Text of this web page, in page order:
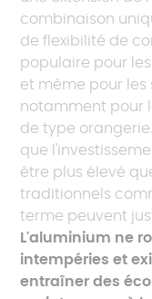
combinaison
de flexibilité de
populaire pour
et même pour les
notamment pour
de type
que
être plus élevé
traditionnels
terme peuvent
L'aluminium ne
intempéries et
entraîner des